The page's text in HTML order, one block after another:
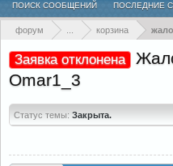
форум корзина
Заявка отклонена
Omar1_3
Статус темы: Закрыта.
ПОИСК СООБЩЕНИЙ ПОСЛЕДНИЕ